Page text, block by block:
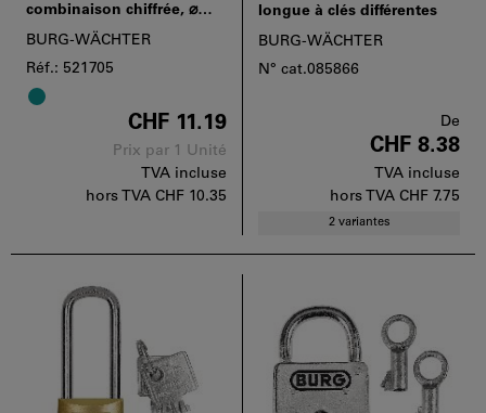
combinaison chiffrée, ⌀
boîtier: 30mm
BURG-WÄCHTER
Réf.: 521705
CHF 11.19
Prix par 1 Unité
TVA incluse
hors TVA CHF 10.35
longue à clés différentes
BURG-WÄCHTER
N° cat.085866
De
CHF 8.38
TVA incluse
hors TVA CHF 7.75
2 variantes